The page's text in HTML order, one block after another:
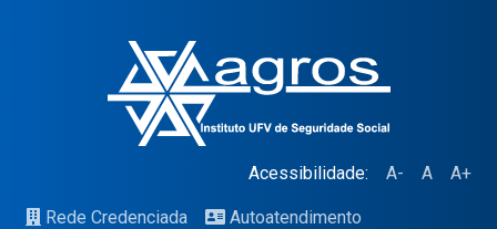
Acessibilidade: A- A A+
Rede Credenciada Autoatendimento